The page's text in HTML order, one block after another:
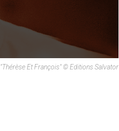
"Thérèse Et François" © Editions Salvator